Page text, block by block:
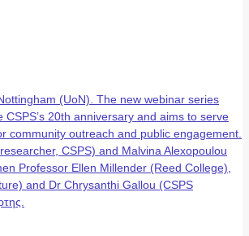
(UoN). The new webinar series
20th anniversary and aims to serve
community outreach and public engagement.
CSPS) and Malvina Alexopoulou
Professor Ellen Millender (Reed College),
and Dr Chrysanthi Gallou (CSPS